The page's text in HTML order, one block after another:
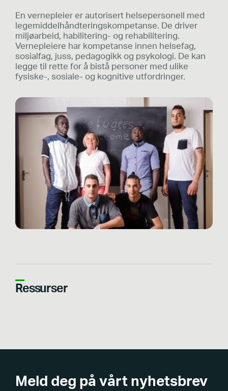
En vernepleier er autorisert helsepersonell med
legemiddelhåndteringskompetanse. De driver
miljøarbeid, habilitering- og rehabilitering.
Vernepleiere har kompetanse innen helsefag,
sosialfag, juss, pedagogikk og psykologi. De kan
legge til rette for å bistå personer med ulike
fysiske-, sosiale- og kognitive utfordringer.
Ressurser
Meld deg på vårt nyhetsbrev